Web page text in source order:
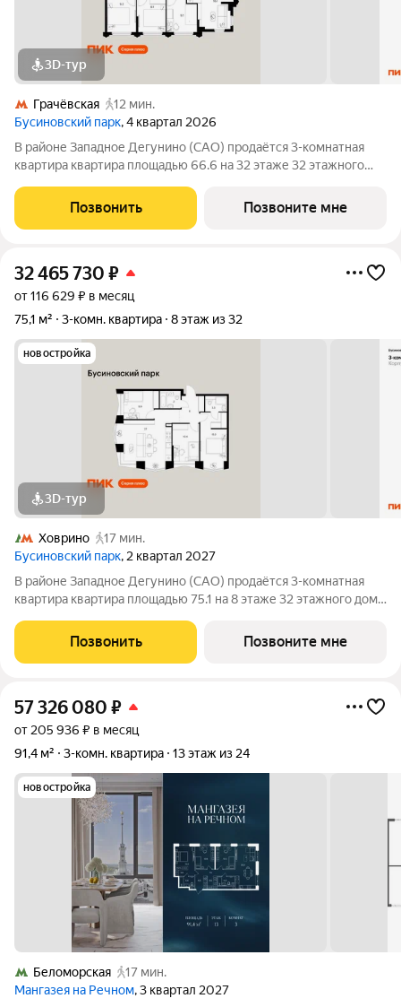
3D-тур
Грачёвская
12 мин.
Бусиновский парк, 4 квартал 2026
В районе Западное Дегунино (САО) продаётся 3-комнатная
квартира квартира площадью 66.6 на 32 этаже 32 этажного
Удобное расположение: 20 минут пешком до станций метро
«Ховрино» и 15 минут от МЦД
Позвонить Позвоните мне
32 465 730 ₽
от 116 629 ₽ в месяц
75,1 м²
3-комн. квартира 8 этаж из 32
новостройка
3D-тур
Ховрино
17 мин.
Бусиновский парк, 2 квартал 2027
В районе Западное Дегунино (САО) продаётся 3-комнатная
квартира квартира площадью 75.1 на 8 этаже 32 этажного дома
расположение: 20 минут пешком до станций метро «Ховрино»
и 15 минут от МЦД
Позвонить Позвоните мне
57 326 080 ₽
от 205 936 ₽ в месяц
91,4 м²
3-комн. квартира 13 этаж из 24
новостройка
Беломорская
17 мин.
Мангазея на Речном, 3 квартал 2027